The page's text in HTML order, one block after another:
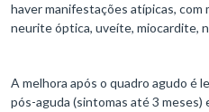
haver manifestações atípicas,
neurite óptica, uveíte, miocardite,
A melhora após o quadro agudo é
pós-aguda (sintomas até 3 meses)